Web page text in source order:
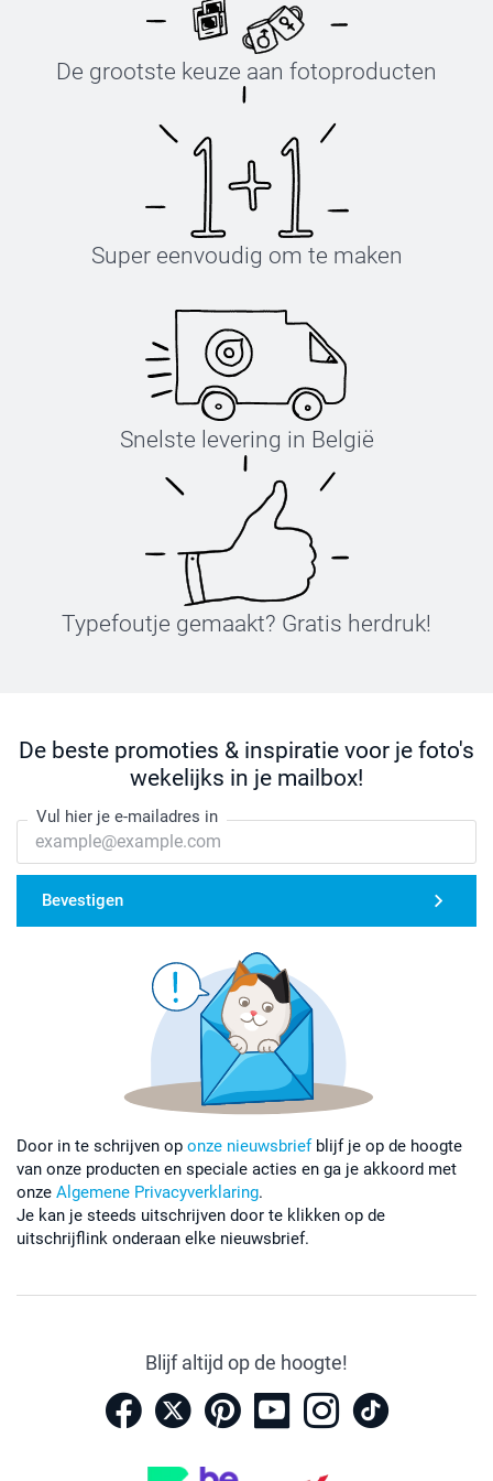
De grootste keuze aan fotoproducten
Super eenvoudig om te maken
Snelste levering in België
Typefoutje gemaakt? Gratis herdruk!
De beste promoties & inspiratie voor je foto's
wekelijks in je mailbox!
Vul hier je e-mailadres in
Bevestigen
Door in te schrijven op onze nieuwsbrief blijf je op de hoogte
van onze producten en speciale acties en ga je akkoord met
onze Algemene Privacyverklaring.
Je kan je steeds uitschrijven door te klikken op de
uitschrijflink onderaan elke nieuwsbrief.
Blijf altijd op de hoogte!